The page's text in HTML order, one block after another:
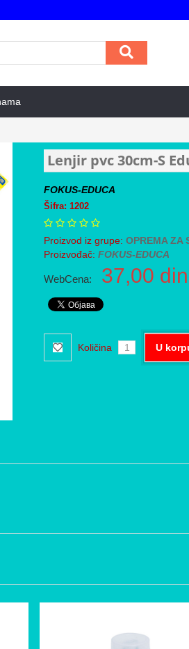
Lenjir pvc 30cm-S
FOKUS-EDUCA
Šifra: 1202
Proizvod iz grupe: OPREMA ZA
Proizvođač: FOKUS-EDUCA
WebCena: 37,00
Količina U